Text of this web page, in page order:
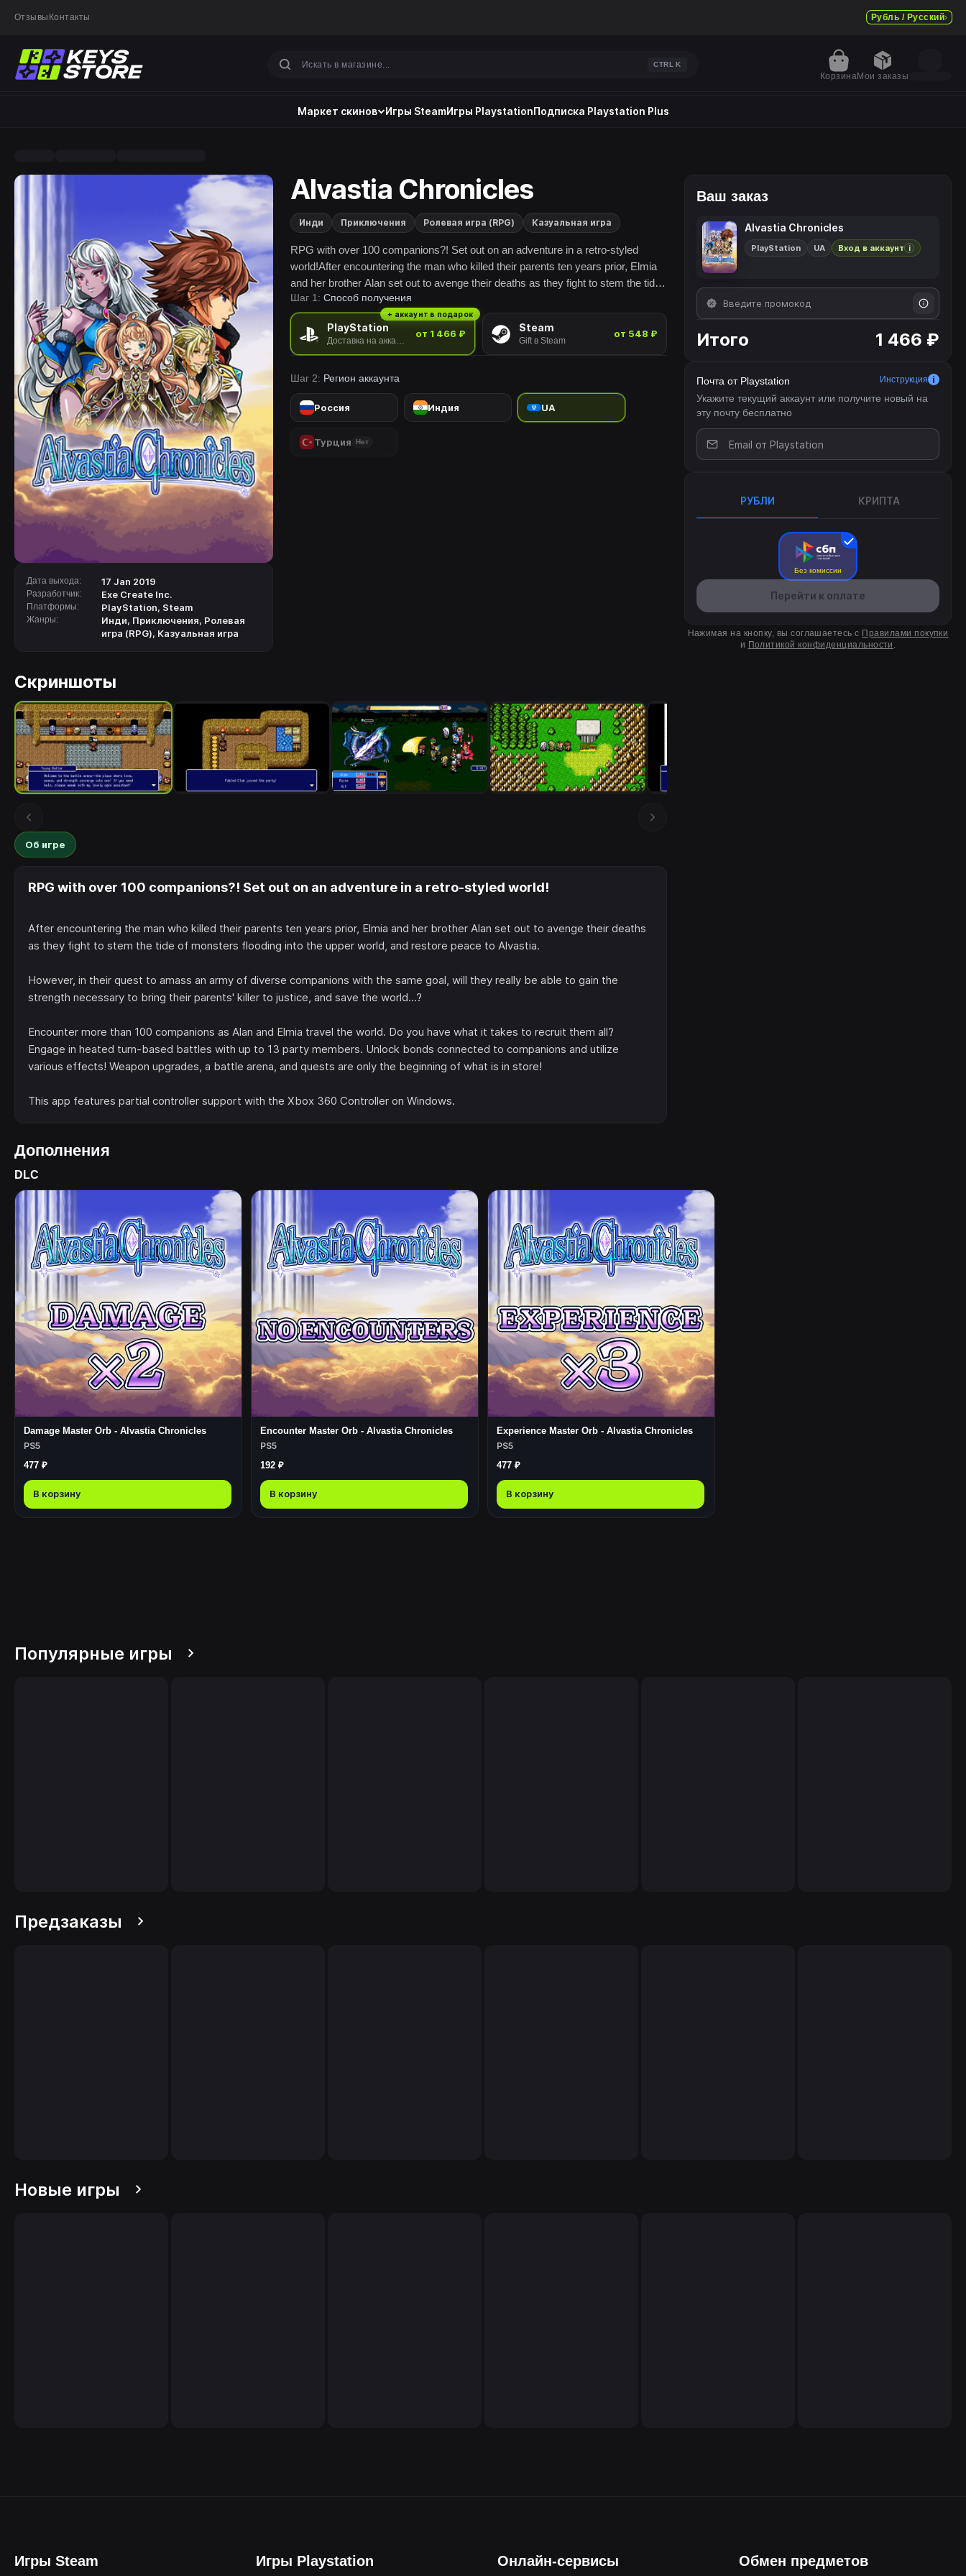
Отзывы Контакты Рубль / Русский
CTRL K
КорзинаМои заказы
Маркет скинов Игры SteamИгры PlaystationПодписка Playstation Plus
Дата выхода: 17 Jan 2019
Разработчик: Exe Create Inc.
Платформы: PlayStation, Steam
Жанры: Инди, Приключения, Ролевая
игра (RPG), Казуальная игра
Alvastia Chronicles
Инди Приключения Ролевая игра (RPG) Казуальная игра
RPG with over 100 companions?! Set out on an adventure in a retro-styled
world!After encountering the man who killed their parents ten years prior, Elmia
and her brother Alan set out to avenge their deaths as they fight to stem the tide
of monsters flooding into the upper world, and restore peace to Alvastia.
Шаг 1: Способ получения
PlayStation
Доставка на аккаунт
от 1 466 ₽
+ аккаунт в подарок
Steam
Gift в Steam
от 548 ₽
Шаг 2: Регион аккаунта
Россия Индия UA
Турция Нет
Ваш заказ
Alvastia Chronicles
PlayStation UA Вход в аккаунт i
Итого 1 466 ₽
Почта от Playstation
Укажите текущий аккаунт или получите новый на
эту почту бесплатно
Инструкция
РУБЛИ КРИПТА
Без комиссии
Перейти к оплате
Нажимая на кнопку, вы соглашаетесь с Правилами покупки
и Политикой конфиденциальности .
Скриншоты
Об игре
RPG with over 100 companions?! Set out on an adventure in a retro-styled world!
After encountering the man who killed their parents ten years prior, Elmia and her brother Alan set out to avenge their deaths
as they fight to stem the tide of monsters flooding into the upper world, and restore peace to Alvastia.
However, in their quest to amass an army of diverse companions with the same goal, will they really be able to gain the
strength necessary to bring their parents' killer to justice, and save the world...?
Encounter more than 100 companions as Alan and Elmia travel the world. Do you have what it takes to recruit them all?
Engage in heated turn-based battles with up to 13 party members. Unlock bonds connected to companions and utilize
various effects! Weapon upgrades, a battle arena, and quests are only the beginning of what is in store!
This app features partial controller support with the Xbox 360 Controller on Windows.
Дополнения
DLC
Damage Master Orb - Alvastia Chronicles
PS5
477 ₽
В корзину
Encounter Master Orb - Alvastia Chronicles
PS5
192 ₽
В корзину
Experience Master Orb - Alvastia Chronicles
PS5
477 ₽
В корзину
Популярные игры
Предзаказы
Новые игры
Игры Steam Игры Playstation Онлайн-сервисы Обмен предметов